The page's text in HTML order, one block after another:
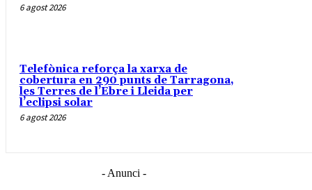
6 agost 2026
Telefònica reforça la xarxa de
cobertura en 290 punts de Tarragona,
les Terres de l’Ebre i Lleida per
l’eclipsi solar
6 agost 2026
- Anunci -